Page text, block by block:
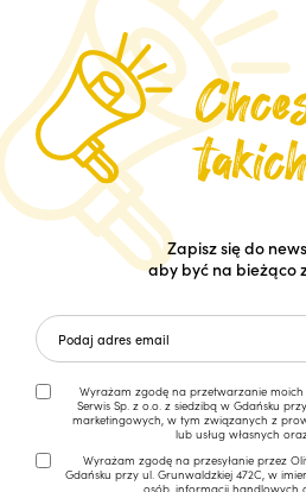
Zapisz się do
aby być na bieżąco
Wyrażam zgodę na przetwarzanie
Serwis Sp. z o.o. z siedzibą w Gdańsku
marketingowych, w tym związanych z
lub usług własnych
Wyrażam zgodę na przesyłanie przez
Gdańsku przy ul. Grunwaldzkiej 472C, w
osób, informacji handlowych